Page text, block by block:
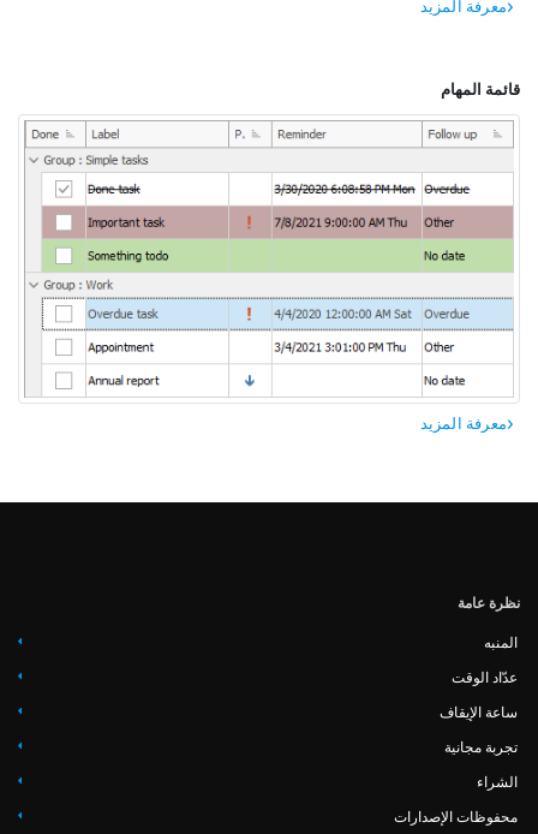
معرفة المزيد
قائمة المهام
معرفة المزيد
‏‏نظرة عامة
المنبه
عدّاد الوقت
ساعة الإيقاف
تجربة مجانية
الشراء
محفوظات الإصدارات